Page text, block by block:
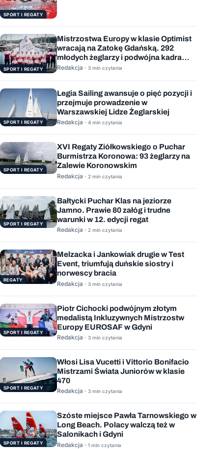
SPORT I REGATY
SPORT I REGATY
Mistrzostwa Europy w klasie Optimist
wracają na Zatokę Gdańską. 292
młodych żeglarzy i podwójna kadra
Polski
Redakcja · 3 min czytania
SPORT I REGATY
Legia Sailing awansuje o pięć pozycji i
przejmuje prowadzenie w
Warszawskiej Lidze Żeglarskiej
Redakcja · 4 min czytania
SPORT I REGATY
XVI Regaty Ziółkowskiego o Puchar
Burmistrza Koronowa: 93 żeglarzy na
Zalewie Koronowskim
Redakcja · 2 min czytania
SPORT I REGATY
Bałtycki Puchar Klas na jeziorze
Jamno. Prawie 80 załóg i trudne
warunki w 12. edycji regat
Redakcja · 2 min czytania
REGATY
Melzacka i Jankowiak drugie w Test
Event, triumfują duńskie siostry i
norwescy bracia
Redakcja · 3 min czytania
SPORT I REGATY
Piotr Cichocki podwójnym złotym
medalistą Inkluzywnych Mistrzostw
Europy EUROSAF w Gdyni
Redakcja · 3 min czytania
SPORT I REGATY
Włosi Lisa Vucetti i Vittorio Bonifacio
Mistrzami Świata Juniorów w klasie
470
Redakcja · 3 min czytania
SPORT I REGATY
Szóste miejsce Pawła Tarnowskiego w
Long Beach. Polacy walczą też w
Salonikach i Gdyni
Redakcja · 1 min czytania